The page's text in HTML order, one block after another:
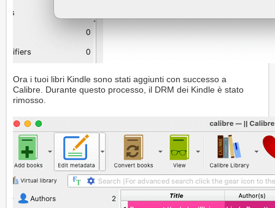
Ora i tuoi libri Kindle sono stati aggiunti con successo a
Calibre. Durante questo processo, il DRM dei Kindle è stato
rimosso.